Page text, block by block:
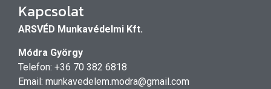
Kapcsolat
ARSVÉD Munkavédelmi Kft.
Módra György
Telefon: +36 70 382 6818
Email: munkavedelem.modra@gmail.com